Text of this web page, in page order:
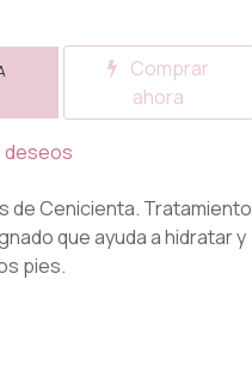
Comprar
ahora
deseos
de Cenicienta. Tratamiento
que ayuda a hidratar y
pies.